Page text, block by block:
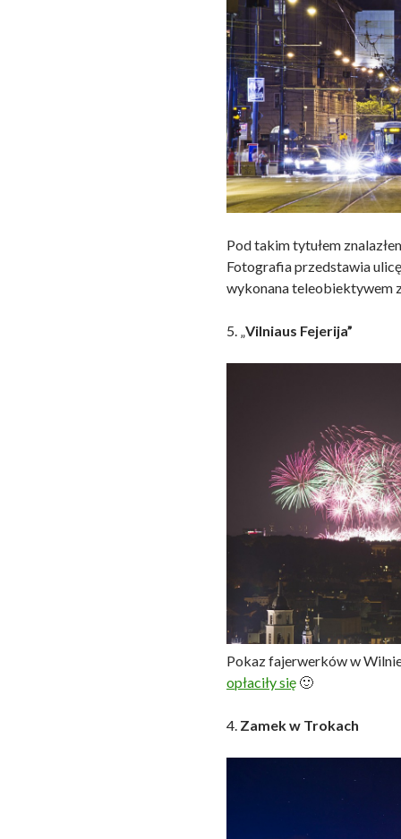
Pod takim tytułem
Fotografia przedstawia
wykonana teleobiektywem
5. „Vilniaus Fejerija”
Pokaz fajerwerków w
opłaciły się 🙂
4. Zamek w Trokach